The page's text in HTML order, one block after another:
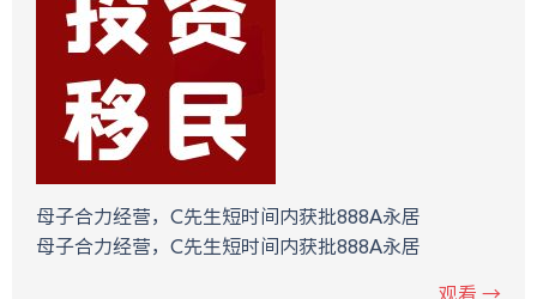
母子合力经营，C先生短时间内获批888A永居
母子合力经营，C先生短时间内获批888A永居
观看 →